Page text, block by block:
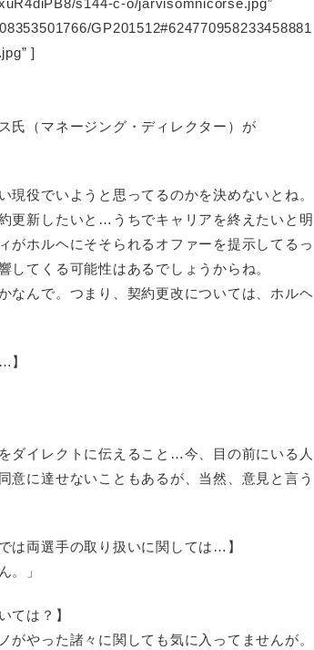
s144-c-o/jarvisomnicorse.jpg”
GP201512#624770958233458881
]
氏（マネージング・ディレクター）が
現役でいようと思ってるのかを決めないとね。
更新したいと…うちでキャリアを終えたいと明
がホルヘにそそられるオファーを提示してるっ
てくる可能性はあるでしょうからね。
なんで。つまり、契約更改については、ホルヘ
】
ダイレクトに伝えること…今、目の前にいる人
意に達せないこともあるが、当然、意見と言う
は両選手の取り扱いに関しては…】
。」
ては？】
がやった諸々に関しても気に入ってませんが。